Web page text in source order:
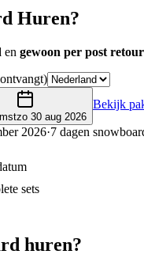
Huren?
en gewoon per post retour
zo 30 aug 2026
Bekijk
2026·7 dagen
sets
huren?